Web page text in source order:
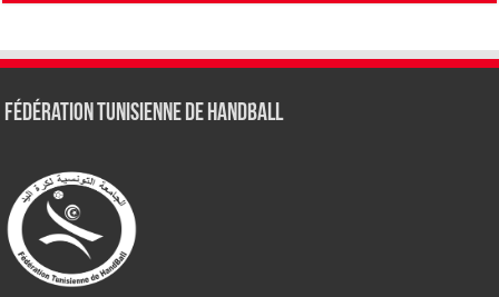
Fédération tunisienne de Handball